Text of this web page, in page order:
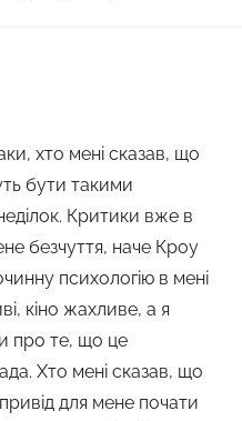
хто мені сказав, що
бути такими
Критики вже в
безчуття, наче Кроу
психологію в мені
кіно жахливе, а я
про те, що це
Хто мені сказав, що
для мене почати